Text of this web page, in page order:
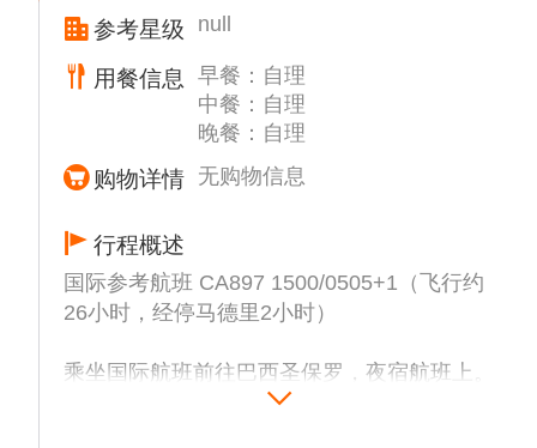
送、以航司最终确定为准！
参考星级 null
用餐信息
早餐：自理
中餐：自理
晚餐：自理
购物详情 无购物信息
行程概述
国际参考航班 CA897 1500/0505+1（飞行约
26小时，经停马德里2小时）
乘坐国际航班前往巴西圣保罗，夜宿航班上。